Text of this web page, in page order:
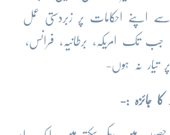
سے اپنے احکامات پر زبردستی عمل
جب تک امریکہ، برطانیہ، فرانس،
تیار نہ ہوں-
کا جائزہ :-